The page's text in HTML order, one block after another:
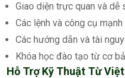
Giao diện trực quan và dễ
Các lệnh và công cụ mạnh
Các hướng dẫn và tài
Khóa học đào tạo từ cơ
Hỗ Trợ Kỹ Thuật Từ